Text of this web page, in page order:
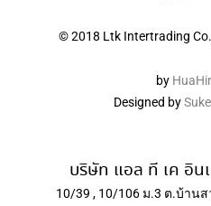
© 2018 Ltk Intertrading
by
Designed by
บริษัท แอล ที เค อิน
10/39 , 10/106 ม.3 ต.บ้าน